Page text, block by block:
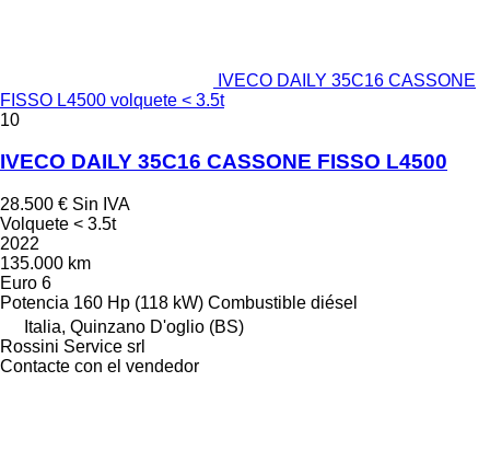
IVECO DAILY 35C16 CASSONE
FISSO L4500 volquete < 3.5t
10
IVECO DAILY 35C16 CASSONE FISSO L4500
28.500 € Sin IVA
Volquete < 3.5t
2022
135.000 km
Euro 6
Potencia 160 Hp (118 kW) Combustible diésel
Italia, Quinzano D'oglio (BS)
Rossini Service srl
Contacte con el vendedor